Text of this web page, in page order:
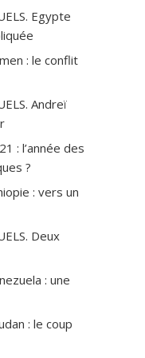
Egypte
: le conflit
Andreï
: l’année des
?
: vers un
Deux
: une
: le coup